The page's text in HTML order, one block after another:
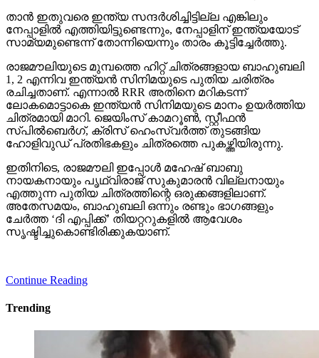
താന്‍ ഇതുവരെ ഇന്ത്യ സന്ദര്‍ശിച്ചിട്ടില്ല എങ്കിലും
നേപ്പാളില്‍ എത്തിയിട്ടുണ്ടെന്നും, നേപ്പാളിന് ഇന്ത്യയോട്
സാമ്യമുണ്ടെന്ന് തോന്നിയെന്നും താരം കൂട്ടിച്ചേര്‍ത്തു.
രാജമൗലിയുടെ മുമ്പത്തെ ഹിറ്റ് ചിത്രങ്ങളായ ബാഹുബലി
1, 2 എന്നിവ ഇന്ത്യന്‍ സിനിമയുടെ പുതിയ ചരിത്രം
രചിച്ചതാണ്. എന്നാല്‍ RRR അതിനെ മറികടന്ന്
ലോകമൊട്ടാകെ ഇന്ത്യന്‍ സിനിമയുടെ മാനം ഉയര്‍ത്തിയ
ചിത്രമായി മാറി. ജെയിംസ് കാമറൂണ്‍, സ്റ്റീഫന്‍
സ്പില്‍ബെര്‍ഗ്, ക്രിസ് ഹെംസ്വര്‍ത്ത് തുടങ്ങിയ
ഹോളിവുഡ് പ്രതിഭകളും ചിത്രത്തെ പുകഴ്ത്തിയിരുന്നു.
ഇതിനിടെ, രാജമൗലി ഇപ്പോള്‍ മഹേഷ് ബാബു
നായകനായും പൃഥ്വിരാജ് സുകുമാരന്‍ വില്ലനായും
എത്തുന്ന പുതിയ ചിത്രത്തിന്റെ ഒരുക്കങ്ങളിലാണ്.
അതേസമയം, ബാഹുബലി ഒന്നും രണ്ടും ഭാഗങ്ങളും
ചേര്‍ത്ത ‘ദി എപ്പിക്ക്’ തിയറ്ററുകളില്‍ ആവേശം
സൃഷ്ടിച്ചുകൊണ്ടിരിക്കുകയാണ്.
Continue Reading
Trending